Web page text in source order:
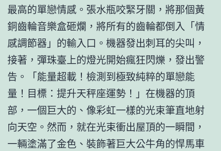
最高的單戀情感。張水瓶咬緊牙關，將那個黃
銅齒輪音樂盒砸爛，將所有的齒輪都倒入「情
感調節器」的輸入口。機器發出刺耳的尖叫，
接著，彈珠臺上的燈光開始瘋狂閃爍，發出警
告。「能量超載！檢測到極致純粹的單戀能
量！目標：提升天秤座運勢！」在機器的頂
部，一個巨大的、像彩虹一樣的光束筆直地射
向天空。然而，就在光束衝出屋頂的一瞬間，
一輛塗滿了金色、裝飾著巨大公牛角的悍馬車